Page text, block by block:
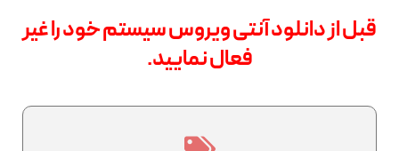
قبل از دانلود آنتی ویروس سیستم خود را غیر
فعال نمایید.